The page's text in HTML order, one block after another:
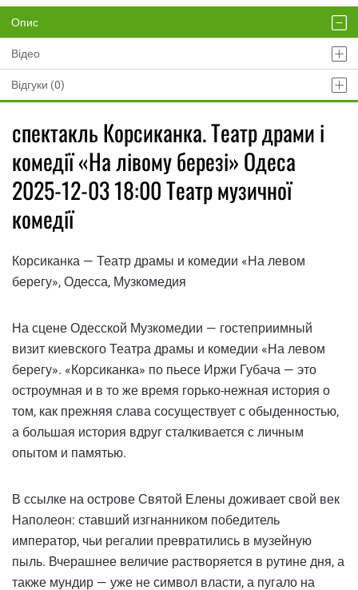
Опис
Відео
Відгуки (0)
спектакль Корсиканка. Театр драми і
комедії «На лівому березі» Одеса
2025-12-03 18:00 Театр музичної
комедії
Корсиканка — Театр драмы и комедии «На левом
берегу», Одесса, Музкомедия
На сцене Одесской Музкомедии — гостеприимный
визит киевского Театра драмы и комедии «На левом
берегу». «Корсиканка» по пьесе Иржи Губача — это
остроумная и в то же время горько-нежная история о
том, как прежняя слава сосуществует с обыденностью,
а большая история вдруг сталкивается с личным
опытом и памятью.
В ссылке на острове Святой Елены доживает свой век
Наполеон: ставший изгнанником победитель
император, чьи регалии превратились в музейную
пыль. Вчерашнее величие растворяется в рутине дня, а
также мундир — уже не символ власти, а пугало на